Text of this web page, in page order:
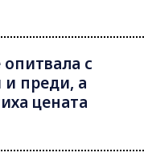
с
преди, а
цената